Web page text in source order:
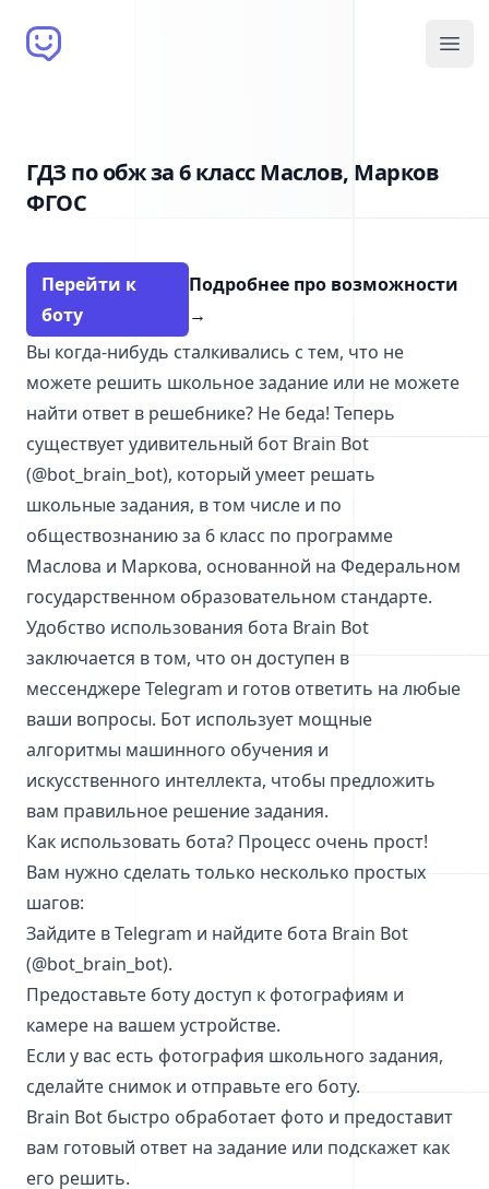
Brain Bot
ГДЗ по обж за 6 класс Маслов, Марков
ФГОС
Перейти к
боту
Подробнее про возможности
→
Вы когда-нибудь сталкивались с тем, что не
можете решить школьное задание или не можете
найти ответ в решебнике? Не беда! Теперь
существует удивительный бот Brain Bot
(@bot_brain_bot), который умеет решать
школьные задания, в том числе и по
обществознанию за 6 класс по программе
Маслова и Маркова, основанной на Федеральном
государственном образовательном стандарте.
Удобство использования бота Brain Bot
заключается в том, что он доступен в
мессенджере Telegram и готов ответить на любые
ваши вопросы. Бот использует мощные
алгоритмы машинного обучения и
искусственного интеллекта, чтобы предложить
вам правильное решение задания.
Как использовать бота? Процесс очень прост!
Вам нужно сделать только несколько простых
шагов:
Зайдите в Telegram и найдите бота Brain Bot
(@bot_brain_bot).
Предоставьте боту доступ к фотографиям и
камере на вашем устройстве.
Если у вас есть фотография школьного задания,
сделайте снимок и отправьте его боту.
Brain Bot быстро обработает фото и предоставит
вам готовый ответ на задание или подскажет как
его решить.